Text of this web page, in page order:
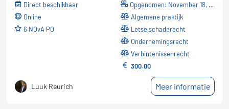
Direct beschikbaar
online
6 NOvA PO
Opgenomen: November 18, 2024
Algemene praktijk
Letselschaderecht
Ondernemingsrecht
Verbintenissenrecht
300.00
Luuk Reurich Meer informatie